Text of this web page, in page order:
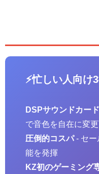
⚡忙しい人向け
DSPサウンドカー
で音色を自在に変
圧倒的コスパ- セー
能を発揮
KZ初のゲーミング